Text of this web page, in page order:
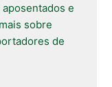
e
sobre
de